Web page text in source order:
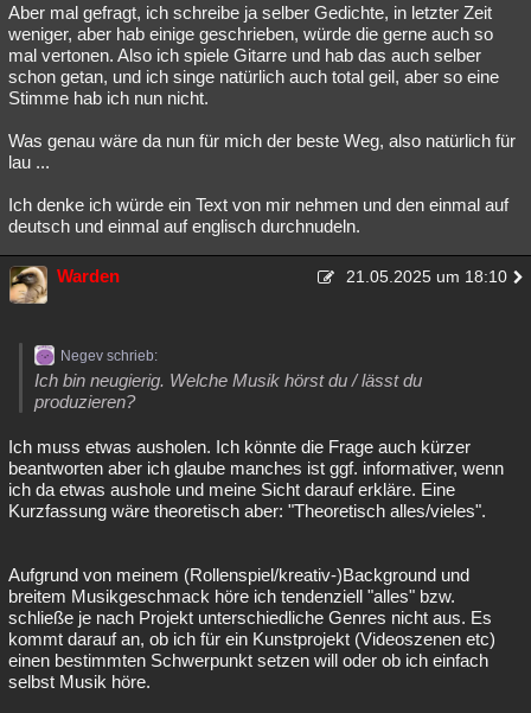
Aber mal gefragt, ich schreibe ja selber Gedichte, in letzter Zeit
weniger, aber hab einige geschrieben, würde die gerne auch so
mal vertonen. Also ich spiele Gitarre und hab das auch selber
schon getan, und ich singe natürlich auch total geil, aber so eine
Stimme hab ich nun nicht.
Was genau wäre da nun für mich der beste Weg, also natürlich für
lau ...
Ich denke ich würde ein Text von mir nehmen und den einmal auf
deutsch und einmal auf englisch durchnudeln.
Warden 21.05.2025 um 18:10
Negev schrieb:
Ich bin neugierig. Welche Musik hörst du / lässt du
produzieren?
Ich muss etwas ausholen. Ich könnte die Frage auch kürzer
beantworten aber ich glaube manches ist ggf. informativer, wenn
ich da etwas aushole und meine Sicht darauf erkläre. Eine
Kurzfassung wäre theoretisch aber: "Theoretisch alles/vieles".
Aufgrund von meinem (Rollenspiel/kreativ-)Background und
breitem Musikgeschmack höre ich tendenziell "alles" bzw.
schließe je nach Projekt unterschiedliche Genres nicht aus. Es
kommt darauf an, ob ich für ein Kunstprojekt (Videoszenen etc)
einen bestimmten Schwerpunkt setzen will oder ob ich einfach
selbst Musik höre.